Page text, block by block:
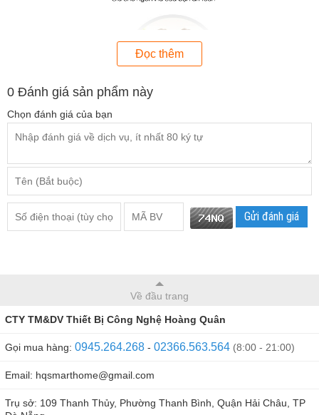
cảm biến chuyển động, cảm biến cửa,… Trung tâm có thể
thêm được 50 cảm biến không dây. Có 8 kiểu báo ở mỗi
cảm biến được thêm, rất hay và tiện dụng. Ngôn ngữ nói
thao tác với người sử dụng bằng tiếng Việt tạo sự gần gũi
Đọc thêm
0 Đánh giá sản phẩm này
Chọn đánh giá của bạn
Gửi đánh giá
Về đầu trang
CTY TM&DV Thiết Bị Công Nghệ Hoàng Quân
Gọi mua hàng: 0945.264.268 - 02366.563.564 (8:00 - 21:00)
Email: hqsmarthome@gmail.com
Trụ sở: 109 Thanh Thủy, Phường Thanh Bình, Quận Hải Châu, TP